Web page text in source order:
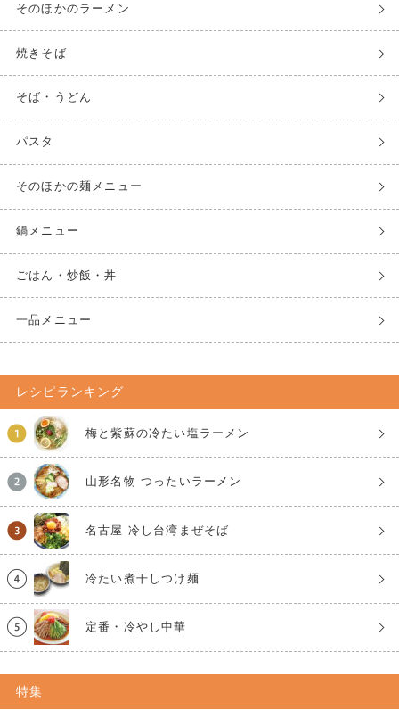
そのほかのラーメン
焼きそば
そば・うどん
パスタ
そのほかの麺メニュー
鍋メニュー
ごはん・炒飯・丼
一品メニュー
レシピランキング
梅と紫蘇の冷たい塩ラーメン
山形名物 つったいラーメン
名古屋 冷し台湾まぜそば
冷たい煮干しつけ麺
定番・冷やし中華
特集